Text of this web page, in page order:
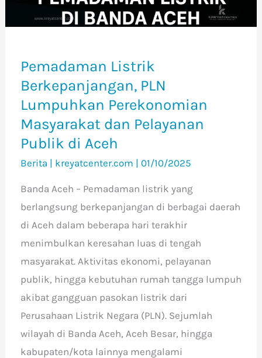
Pemadaman Listrik
Berkepanjangan, PLN
Lumpuhkan Perekonomian
Masyarakat dan Pelayanan
Publik di Aceh
Berita | kreyatcenter.com | 01/10/2025
Banda Aceh – Pemadaman listrik yang
berlangsung berkepanjangan di berbagai daerah
di Aceh dalam beberapa hari terakhir
menimbulkan keresahan luas di tengah
masyarakat. Aktivitas ekonomi, pelayanan
publik, hingga kebutuhan rumah tangga lumpuh
akibat gangguan pasokan listrik dari
Perusahaan Listrik Negara (PLN). Sejumlah
wilayah di Banda Aceh, Aceh Besar, hingga
kabupaten/kota lainnya mengalami
Masyarakat
dan
di
Aceh